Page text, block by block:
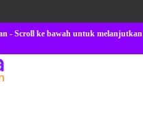
- Scroll ke bawah untuk melanjutkan